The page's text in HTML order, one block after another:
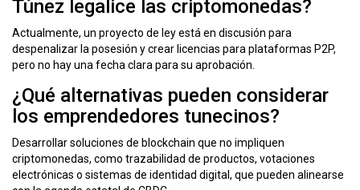
Túnez legalice las criptomonedas?
Actualmente, un proyecto de ley está en discusión para
despenalizar la posesión y crear licencias para plataformas P2P,
pero no hay una fecha clara para su aprobación.
¿Qué alternativas pueden considerar
los emprendedores tunecinos?
Desarrollar soluciones de blockchain que no impliquen
criptomonedas, como trazabilidad de productos, votaciones
electrónicas o sistemas de identidad digital, que pueden alinearse